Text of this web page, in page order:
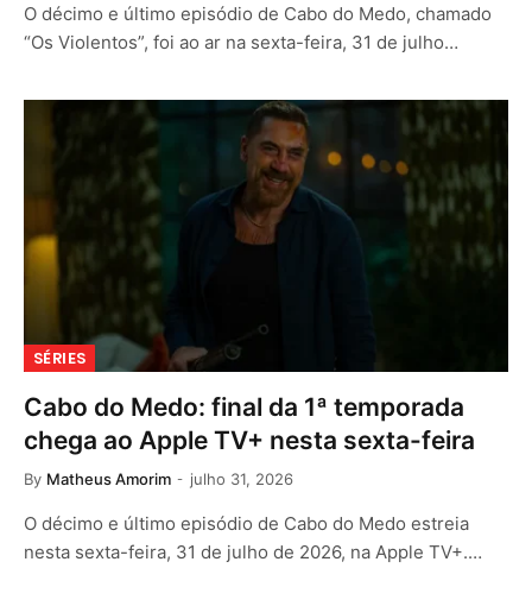
O décimo e último episódio de Cabo do Medo, chamado
“Os Violentos”, foi ao ar na sexta-feira, 31 de julho…
SÉRIES
Cabo do Medo: final da 1ª temporada
chega ao Apple TV+ nesta sexta-feira
By Matheus Amorim julho 31, 2026
O décimo e último episódio de Cabo do Medo estreia
nesta sexta-feira, 31 de julho de 2026, na Apple TV+.…